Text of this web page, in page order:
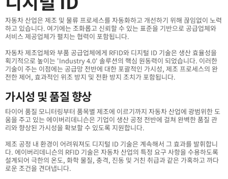
자동차 산업은 제조 및 물류 프로세스를 자동화하고 개선하기 위해 끊임없이 노력
하고 있습니다. 여기에는 조화롭고 신뢰할 수 있는 표준을 기반으로 공급업체와
서비스 제공업체가 펼치는 협력이 포함됩니다.
자동차 제조업체와 부품 공급업체에게 RFID와 디지털 ID 기술은 생산 효율성을
획기적으로 높이는 'Industry 4.0' 솔루션의 핵심 원동력이 되었습니다. 이러한
기술이 주는 이점에는 공급망 전반에 대한 포괄적인 가시성, 제조 프로세스의 완
전한 제어, 효과적인 위조 방지 및 전환 방지 조치가 포함됩니다.
가시성 및 품질 향상
타이어 품질 모니터링부터 품목별 제조에 이르기까지 자동차 산업에 광범위한 도
움을 주고 있는 에이버리데니슨은 기업이 생산 공정 전반에 걸쳐 완벽한 품질 관
리와 향상된 가시성을 확보할 수 있도록 지원합니다.
제조 공정 내 환경이 어려워져도 디지털 ID 기술은 계속해서 그 효과를 발휘합니
다. 에이버리데니슨의 RFID 기술은 자동차 산업의 특정 요구 사항을 수용하도록
설계되어 극한의 온도, 화학 물질, 충격, 진동 및 거친 취급과 같은 가혹하고 까다
로운 조건을 견뎌냅니다.